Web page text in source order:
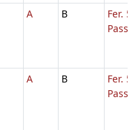
A B
Fer. 5
A B
Fer. 5